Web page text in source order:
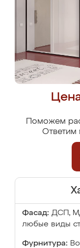
Поможем
Ответим
Фасад: ДСП,
любые виды
Фурнитура: